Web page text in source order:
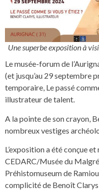
Une superbe exposition à
Le musée-forum de
(et jusqu’au 29 septembre
temporaire, Le passé
illustrateur de talent.
A la pointe de son crayon,
nombreux vestiges
L’exposition a été conçue
CEDARC/Musée du
Préhistomuseum de
complicité de Benoît